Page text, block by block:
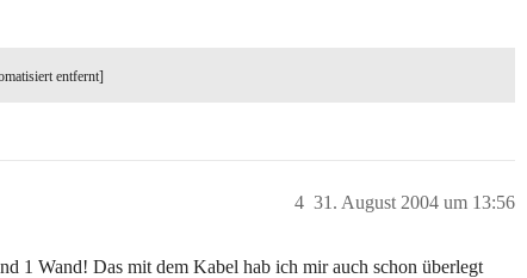
entfernt]
31. August 2004 um 13:56
4
1 Wand! Das mit dem Kabel hab ich mir auch schon überlegt